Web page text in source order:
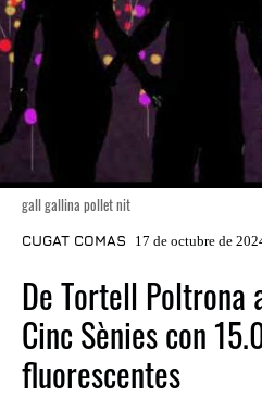
gall gallina pollet nit
CUGAT COMAS 17 de octubre de
De Tortell Poltrona
Cinc Sènies con
fluorescentes